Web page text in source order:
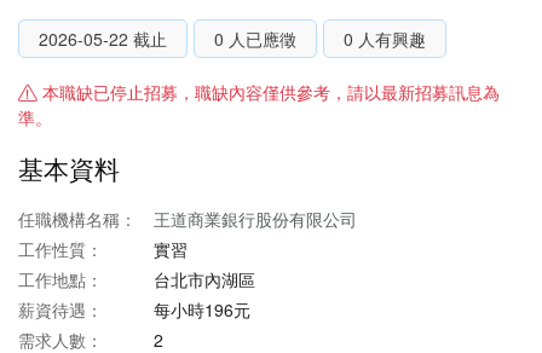
2026-05-22 截止 0 人已應徵 0 人有興趣
本職缺已停止招募，職缺內容僅供參考，請以最新招募訊息為
準。
基本資料
任職機構名稱：
王道商業銀行股份有限公司
工作性質：
實習
工作地點：
台北市內湖區
薪資待遇：
每小時196元
需求人數：
2